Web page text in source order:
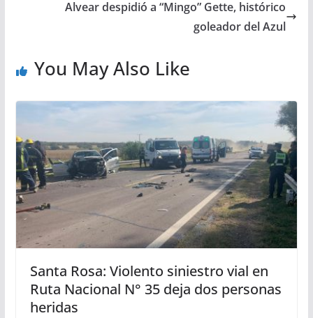
Alvear despidió a “Mingo” Gette, histórico
goleador del Azul
You May Also Like
Santa Rosa: Violento siniestro vial en
Ruta Nacional N° 35 deja dos personas
heridas